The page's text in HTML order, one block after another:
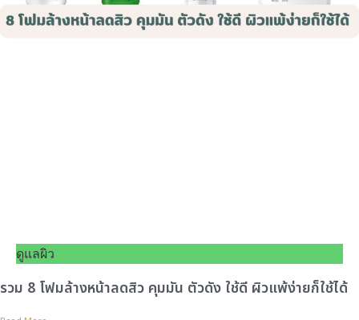
ดูแลผิว
รวม 8 โฟมล้างหน้าลดสิว คุมมัน ตัวดัง ใช้ดี ผิวแพ้ง่ายก็ใช้ได้